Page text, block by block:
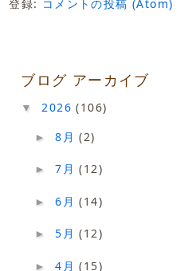
登録: コメントの投稿 (Atom)
ブログ アーカイブ
▼ 2026(106)
►8月(2)
►7月(12)
►6月(14)
►5月(12)
►4月(15)